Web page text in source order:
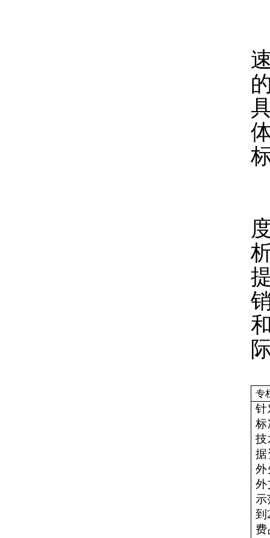
专
针
标
技
据
外
外
示
到
费